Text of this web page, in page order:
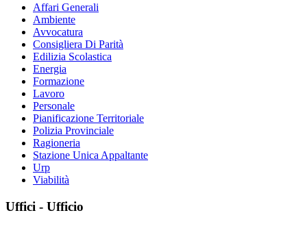
Affari Generali
Ambiente
Avvocatura
Consigliera Di Parità
Edilizia Scolastica
Energia
Formazione
Lavoro
Personale
Pianificazione Territoriale
Polizia Provinciale
Ragioneria
Stazione Unica Appaltante
Urp
Viabilità
Uffici - Ufficio